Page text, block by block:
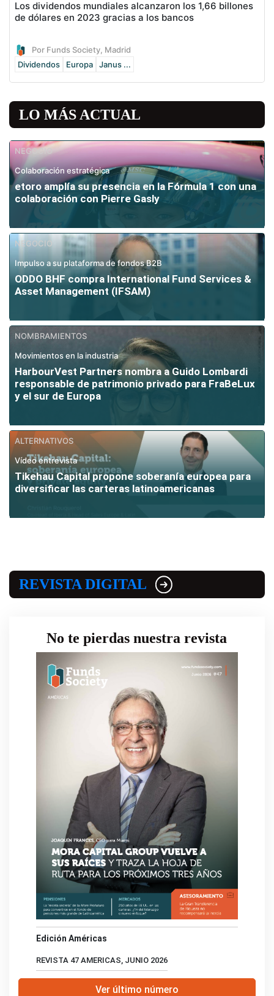
Los dividendos mundiales alcanzaron los 1,66 billones
de dólares en 2023 gracias a los bancos
Por Funds Society, Madrid
Dividendos
Europa Janus ...
LO MÁS ACTUAL
NEGOCIO
Colaboración estratégica
etoro amplía su presencia en la Fórmula 1 con una
colaboración con Pierre Gasly
NEGOCIO
Impulso a su plataforma de fondos B2B
ODDO BHF compra International Fund Services &
Asset Management (IFSAM)
NOMBRAMIENTOS
Movimientos en la industria
HarbourVest Partners nombra a Guido Lombardi
responsable de patrimonio privado para FraBeLux
y el sur de Europa
ALTERNATIVOS
Vídeo entrevista
Tikehau Capital propone soberanía europea para
diversificar las carteras latinoamericanas
REVISTA DIGITAL
No te pierdas nuestra revista
Edición Américas
REVISTA 47 AMERICAS, JUNIO 2026
Ver último número